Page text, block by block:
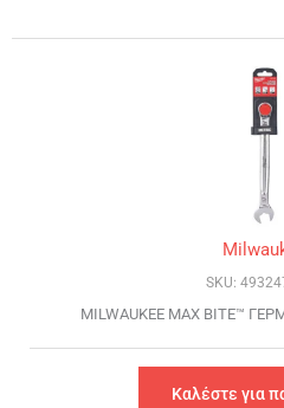
SKU:
MILWAUKEE MAX BITE™
Καλέστε για